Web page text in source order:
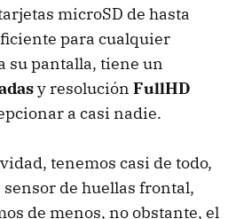
microSD de hasta
para cualquier
su pantalla, tiene un
y resolución FullHD
a casi nadie.
tenemos casi de todo,
sensor de huellas frontal,
de menos, no obstante, el